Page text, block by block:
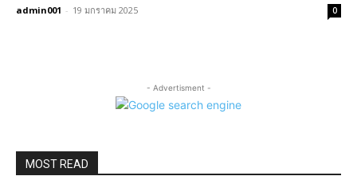
admin001 - 19 มกราคม 2025 0
- Advertisment -
MOST READ